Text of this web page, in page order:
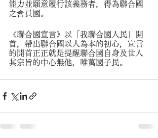
能力並願意履行該義務者，得為聯合國
之會員國。
《聯合國宣言》以「我聯合國人民」開
首，帶出聯合國以人為本的初心，宣言
的開首正正就是提醒聯合國自身及世人
其宗旨的中心無他，唯萬國子民。